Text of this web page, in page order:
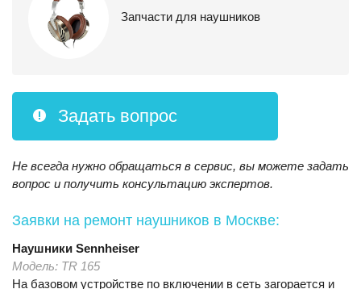
Запчасти для наушников
Задать вопрос
Не всегда нужно обращаться в сервис, вы можете задать
вопрос и получить консультацию экспертов.
Заявки на ремонт наушников в Москве:
Наушники Sennheiser
Модель: TR 165
На базовом устройстве по включении в сеть загорается и